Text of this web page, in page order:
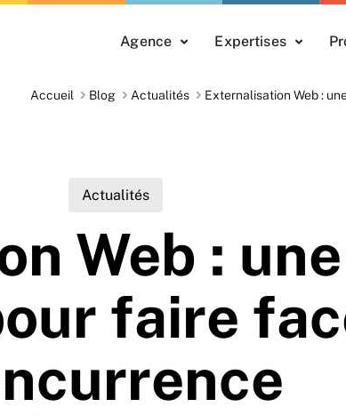
Agence Expertises
Accueil Blog Actualités Externalisation Web :
Actualités
Web :
faire